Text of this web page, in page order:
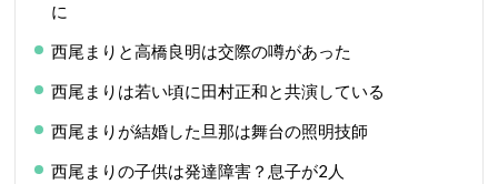
に
西尾まりと高橋良明は交際の噂があった
西尾まりは若い頃に田村正和と共演している
西尾まりが結婚した旦那は舞台の照明技師
西尾まりの子供は発達障害？息子が2人